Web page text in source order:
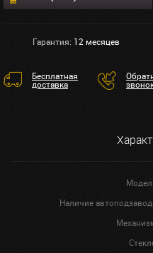
Гарантия: 12 месяцев
Бесплатная
доставка
Наличие